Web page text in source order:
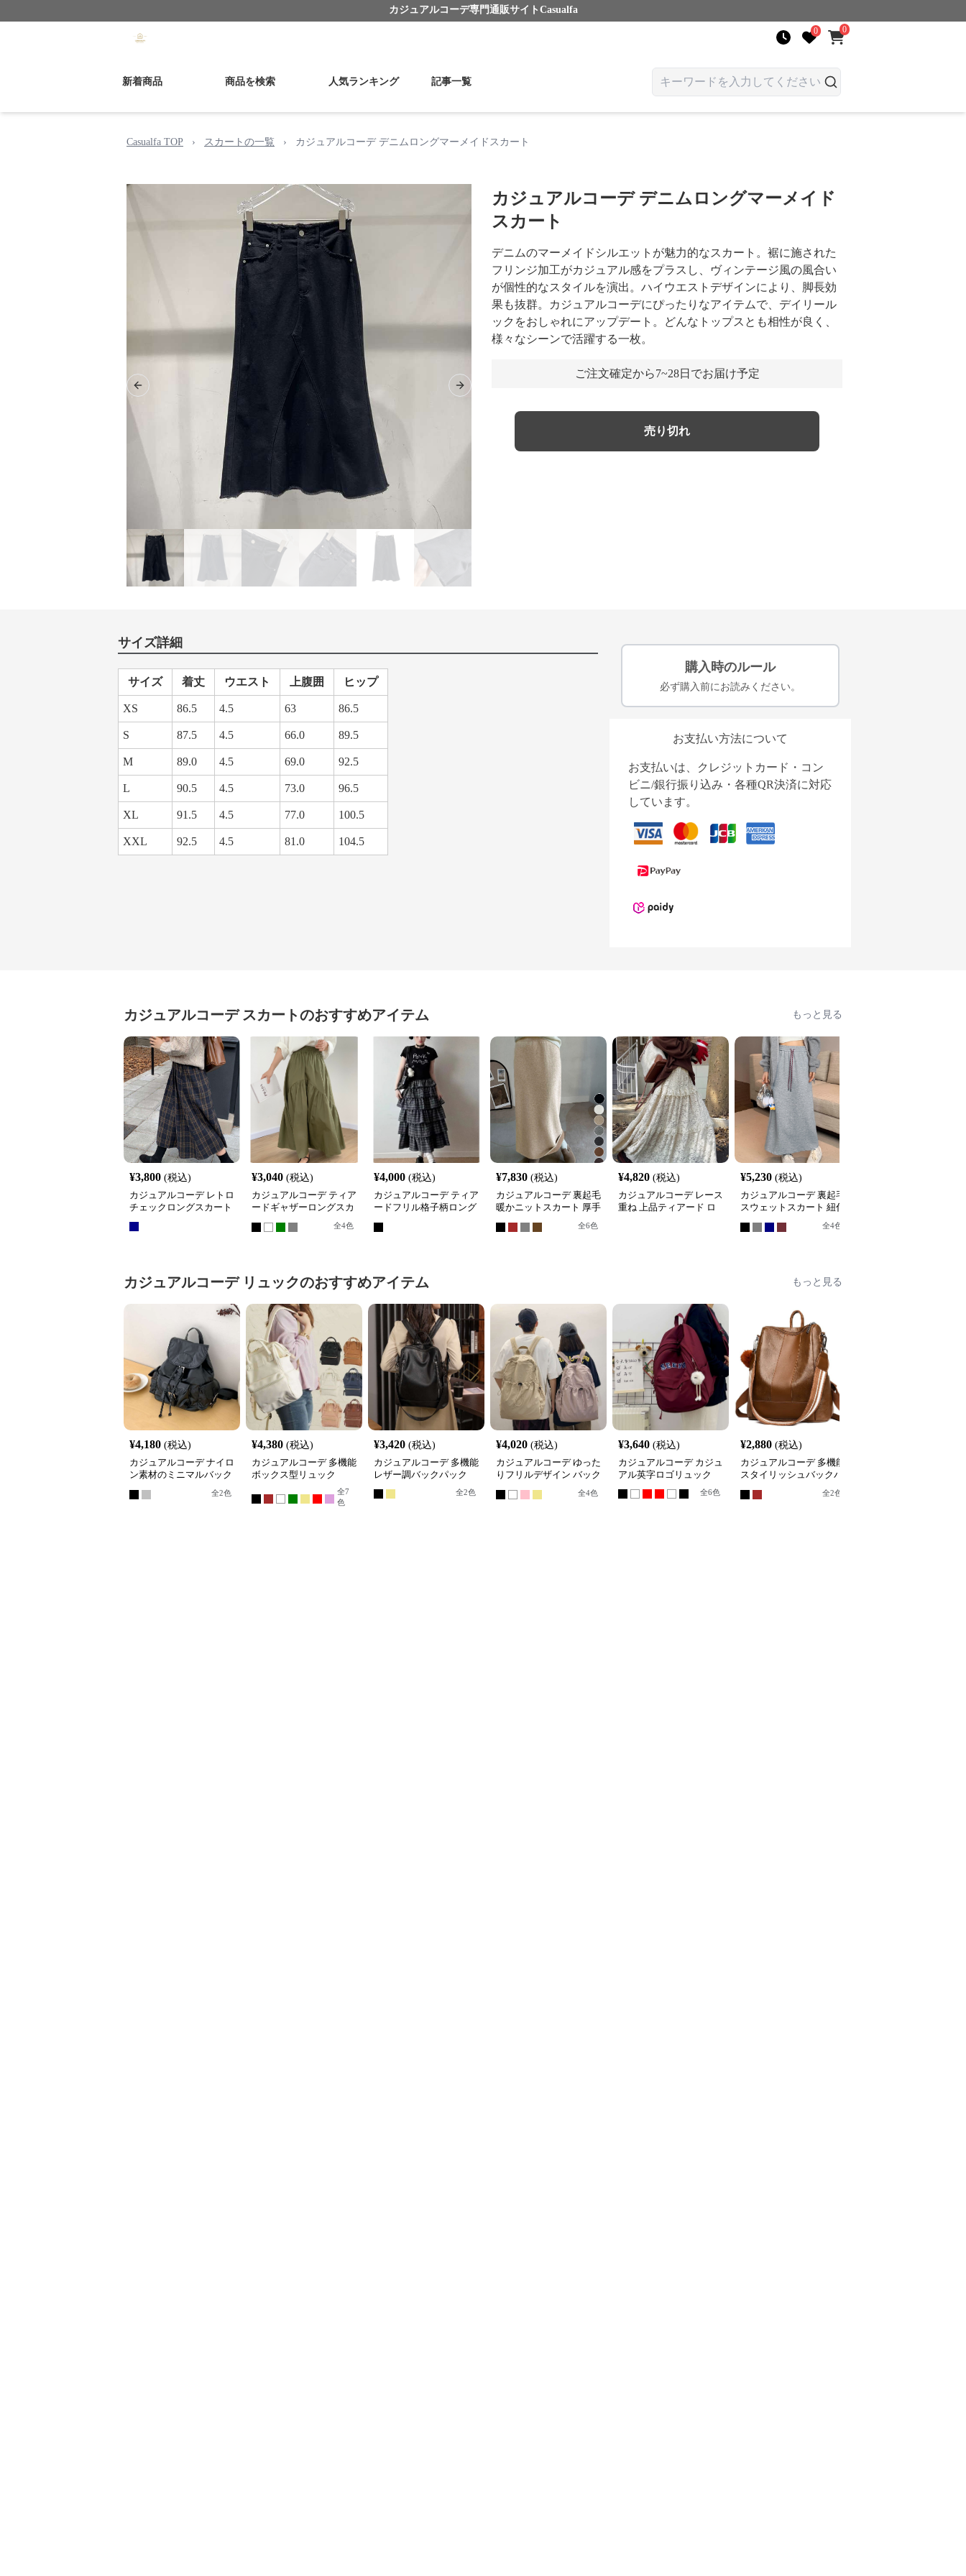
カジュアルコーデ専門通販サイト Casualfa
0 0
新着商品 商品を検索 人気ランキング 記事一覧
Casualfa TOP › スカートの一覧 › カジュアルコーデ デニムロングマーメイドスカート
Previous slide Next slide
カジュアルコーデ デニムロングマーメイド
スカート
デニムのマーメイドシルエットが魅力的なスカート。裾に施された
フリンジ加工がカジュアル感をプラスし、ヴィンテージ風の風合い
が個性的なスタイルを演出。ハイウエストデザインにより、脚長効
果も抜群。カジュアルコーデにぴったりなアイテムで、デイリール
ックをおしゃれにアップデート。どんなトップスとも相性が良く、
様々なシーンで活躍する一枚。
ご注文確定から7~28日でお届け予定
売り切れ
サイズ詳細
サイズ 着丈 ウエスト 上腹囲 ヒップ
XS 86.5 4.5 63 86.5
S 87.5 4.5 66.0 89.5
M 89.0 4.5 69.0 92.5
L 90.5 4.5 73.0 96.5
XL 91.5 4.5 77.0 100.5
XXL 92.5 4.5 81.0 104.5
購入時のルール
必ず購入前にお読みください。
お支払い方法について
お支払いは、クレジットカード・コン
ビニ/銀行振り込み・各種QR決済に対応
しています。
カジュアルコーデ スカートのおすすめアイテム もっと見る
¥3,800 (税込)
カジュアルコーデ レトロ
チェックロングスカート
¥3,040 (税込)
カジュアルコーデ ティア
ードギャザーロングスカ
全4色
¥4,000 (税込)
カジュアルコーデ ティア
ードフリル格子柄ロング
¥7,830 (税込)
カジュアルコーデ 裏起毛
暖かニットスカート 厚手
ロング丈タイトスカート
全6色
¥4,820 (税込)
カジュアルコーデ レース
重ね 上品ティアード ロ
¥5,230 (税込)
カジュアルコーデ 裏起毛
スウェットスカート 紐付
全4色
カジュアルコーデ リュックのおすすめアイテム もっと見る
¥4,180 (税込)
カジュアルコーデ ナイロ
ン素材のミニマルバック
全2色
¥4,380 (税込)
カジュアルコーデ 多機能
ボックス型リュック
全7
色
¥3,420 (税込)
カジュアルコーデ 多機能
レザー調バックパック
全2色
¥4,020 (税込)
カジュアルコーデ ゆった
りフリルデザイン バック
全4色
¥3,640 (税込)
カジュアルコーデ カジュ
アル英字ロゴリュック
全6色
¥2,880 (税込)
カジュアルコーデ 多機能
スタイリッシュバックパ
全2色